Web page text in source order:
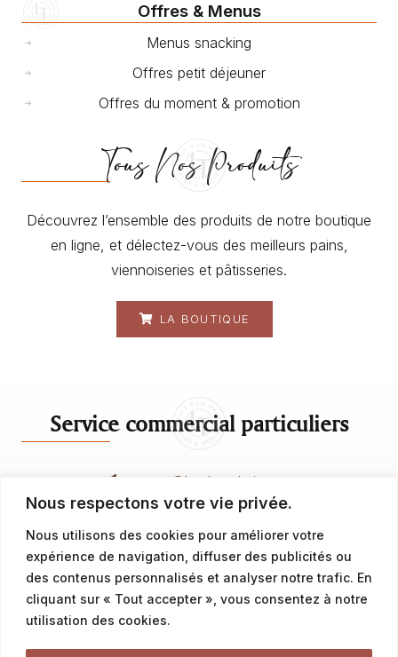
Nous respectons votre vie privée.
Nous utilisons des cookies pour améliorer votre
expérience de navigation, diffuser des publicités ou
des contenus personnalisés et analyser notre trafic. En
cliquant sur « Tout accepter », vous consentez à notre
utilisation des cookies.
Offres & Menus
Menus snacking
Offres petit déjeuner
Offres du moment & promotion
Tous Nos Produits
Découvrez l’ensemble des produits de notre boutique
en ligne, et délectez-vous des meilleurs pains,
viennoiseries et pâtisseries.
LA BOUTIQUE
Service commercial particuliers
contact@latalemelerie.com
Service commercial professionnels
commercial@latalemelerie.com